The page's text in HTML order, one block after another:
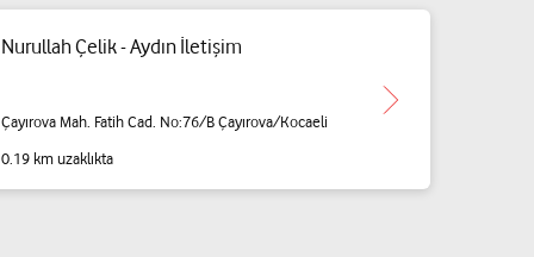
Nurullah Çelik - Aydın İletişim
Çayırova Mah. Fatih Cad. No:76/B Çayırova/Kocaeli
0.19 km uzaklıkta